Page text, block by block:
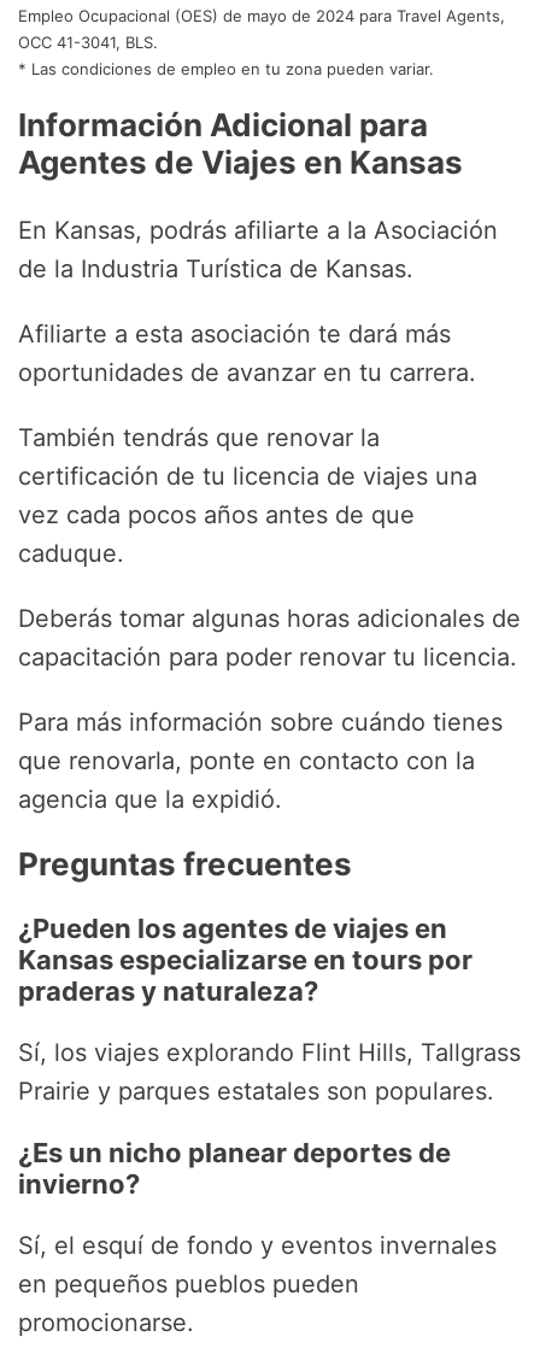
Empleo Ocupacional (OES) de mayo de 2024 para Travel Agents,
OCC 41-3041, BLS.
* Las condiciones de empleo en tu zona pueden variar.
Información Adicional para
Agentes de Viajes en Kansas
En Kansas, podrás afiliarte a la Asociación
de la Industria Turística de Kansas.
Afiliarte a esta asociación te dará más
oportunidades de avanzar en tu carrera.
También tendrás que renovar la
certificación de tu licencia de viajes una
vez cada pocos años antes de que
caduque.
Deberás tomar algunas horas adicionales de
capacitación para poder renovar tu licencia.
Para más información sobre cuándo tienes
que renovarla, ponte en contacto con la
agencia que la expidió.
Preguntas frecuentes
¿Pueden los agentes de viajes en
Kansas especializarse en tours por
praderas y naturaleza?
Sí, los viajes explorando Flint Hills, Tallgrass
Prairie y parques estatales son populares.
¿Es un nicho planear deportes de
invierno?
Sí, el esquí de fondo y eventos invernales
en pequeños pueblos pueden
promocionarse.